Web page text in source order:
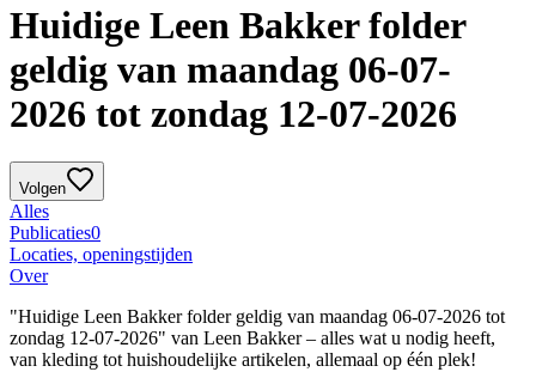
Huidige Leen Bakker folder
geldig van maandag 06-07-
2026 tot zondag 12-07-2026
Volgen
Alles
Publicaties0
Locaties, openingstijden
Over
"Huidige Leen Bakker folder geldig van maandag 06-07-2026 tot
zondag 12-07-2026" van Leen Bakker – alles wat u nodig heeft,
van kleding tot huishoudelijke artikelen, allemaal op één plek!